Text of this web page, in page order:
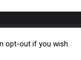
opt-out if you wish.